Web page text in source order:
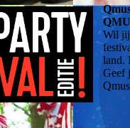
Wil jij
land.
Geef